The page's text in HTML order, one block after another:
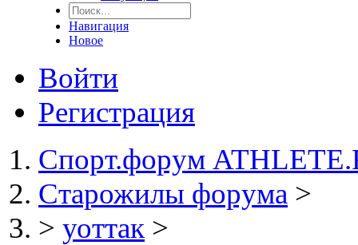
Навигация
Новое
Войти
Регистрация
Спорт.форум
Старожилы форума >
> уоттак >